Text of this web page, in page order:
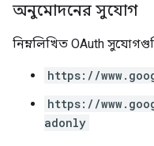
অনুমোদনের সুযোগ
নিম্নলিখিত OAuth
https://
https://
adonly